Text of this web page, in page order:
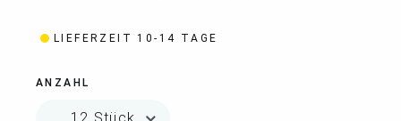
LIEFERZEIT 10-14 TAGE
ANZAHL